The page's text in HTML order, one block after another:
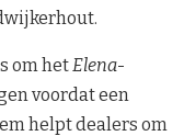
om hetElena-
voordat een
helpt dealers om